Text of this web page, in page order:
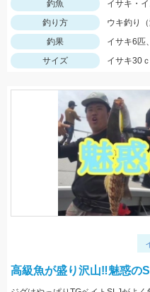
釣魚
イサキ・イ
釣り方
ウキ釣り（
釣果
イサキ6匹
サイズ
イサキ30
高級魚が盛り沢山‼魅惑の